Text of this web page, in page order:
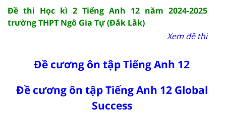
Đề thi Học kì 2 Tiếng Anh 12 năm 2024-2025
trường THPT Ngô Gia Tự (Đắk Lắk)
Xem đề thi
Đề cương ôn tập Tiếng Anh 12
Đề cương ôn tập Tiếng Anh 12 Global
Success